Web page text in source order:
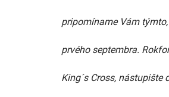
pripomíname Vám
prvého septembra.
King´s Cross,